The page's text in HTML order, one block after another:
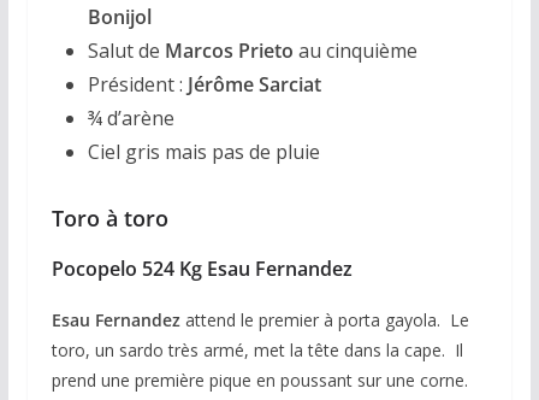
Bonijol
Salut de Marcos Prieto au cinquième
Président : Jérôme Sarciat
¾ d’arène
Ciel gris mais pas de pluie
Toro à toro
Pocopelo 524 Kg Esau Fernandez
Esau Fernandez attend le premier à porta gayola. Le
toro, un sardo très armé, met la tête dans la cape. Il
prend une première pique en poussant sur une corne.